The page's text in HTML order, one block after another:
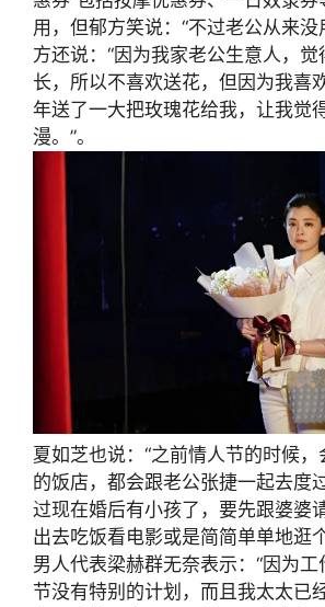
用，但郁方笑说：“不过老公从来没
方还说：“因为我家老公生意人，
长，所以不喜欢送花，但因为我喜
年送了一大把玫瑰花给我，让我觉
漫。”。
夏如芝也说：“之前情人节的时候
的饭店，都会跟老公张捷一起去度
过现在婚后有小孩了，要先跟婆婆
出去吃饭看电影或是简简单单地逛
男人代表梁赫群无奈表示：“因为
节没有特别的计划，而且我太太已